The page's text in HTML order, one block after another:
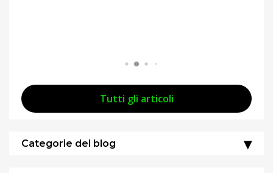
Tutti gli articoli
Categorie del blog